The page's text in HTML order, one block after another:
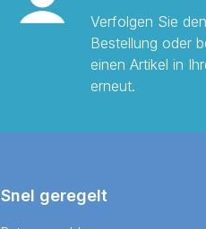
Verfolgen Sie
Bestellung oder
einen Artikel in
erneut.
Snel geregelt